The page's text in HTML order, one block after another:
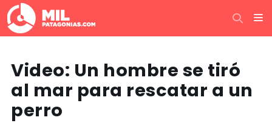
Video: Un hombre se tiró
al mar para rescatar a un
perro